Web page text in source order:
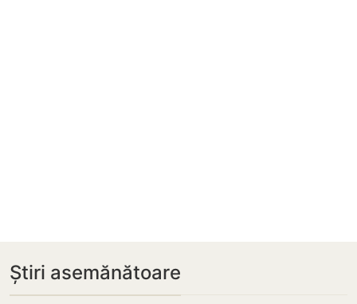
Știri asemănătoare